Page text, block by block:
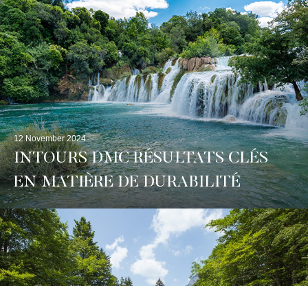
12 November 2024
INTOURS DMC RÉSULTATS CLÉS
EN MATIÈRE DE DURABILITÉ